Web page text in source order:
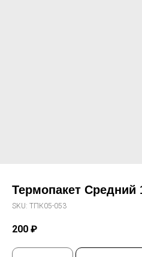
Термопакет Средний
SKU: TПК05-053
200 ₽